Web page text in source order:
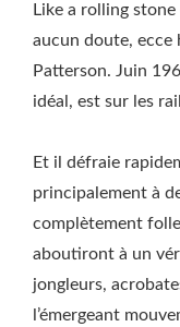
Like a rolling stone
aucun doute, ecce
Patterson. Juin
idéal, est sur les
Et il défraie
principalement à
complètement
aboutiront à un
jongleurs,
l’émergeant